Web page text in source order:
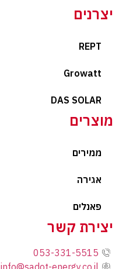
יצרנים
REPT
Growatt
DAS SOLAR
מוצרים
ממירים
אגירה
פאנלים
יצירת קשר
053-331-5515
info@sadot-energy.co.il